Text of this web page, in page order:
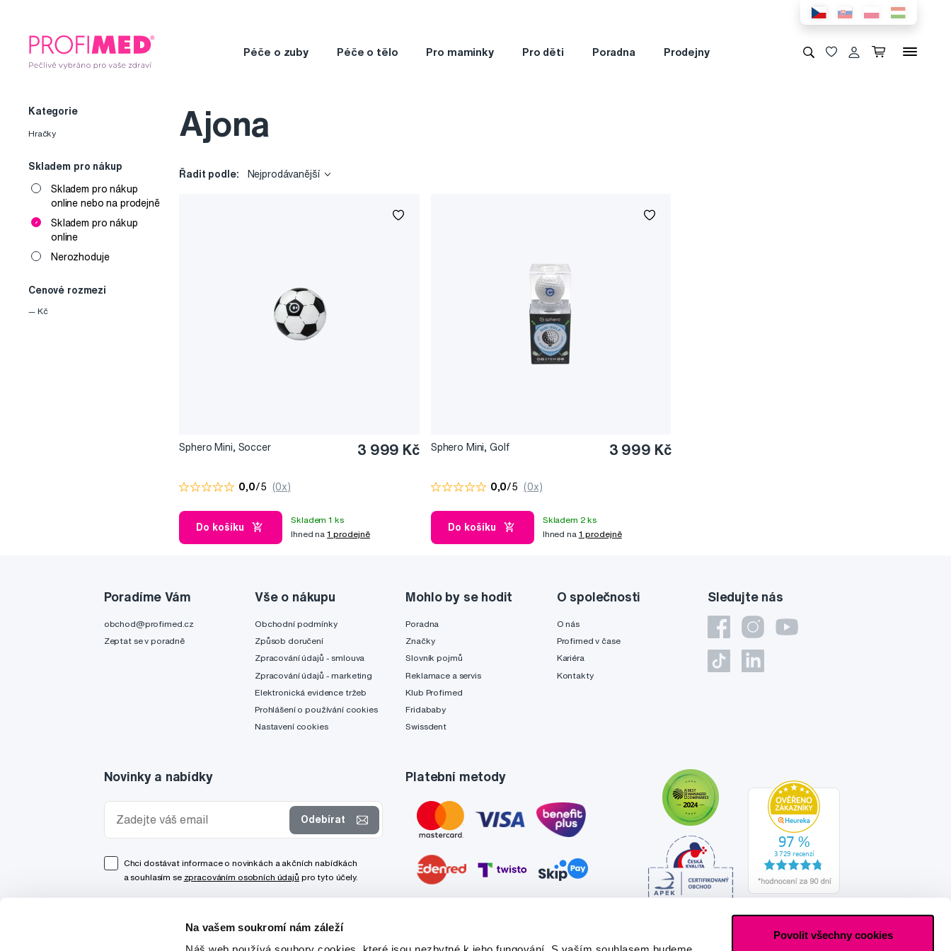
Na vašem soukromí nám záleží
Povolit všechny cookies
Péče o zuby Péče o tělo Pro maminky Pro děti Poradna Prodejny
Kategorie
Hračky
Skladem pro nákup
Skladem pro nákup
online nebo na prodejně
Skladem pro nákup
online
Nerozhoduje
Cenové rozmezí
—Kč
Ajona
Řadit podle: Nejprodávanější
Sphero Mini, Soccer 3 999 Kč
0,0/5 (0x)
Do košíku
Skladem 1 ks
Ihned na1 prodejně
Sphero Mini, Golf 3 999 Kč
0,0/5 (0x)
Do košíku
Skladem 2 ks
Ihned na 1 prodejně
Sledujte nás
Poradíme Vám
obchod@profimed.cz
Zeptat se v poradně
Vše o nákupu
Obchodní podmínky
Způsob doručení
Zpracování údajů - smlouva
Zpracování údajů - marketing
Elektronická evidence tržeb
Prohlášení o používání cookies
Nastavení cookies
Mohlo by se hodit
Poradna
Značky
Slovník pojmů
Reklamace a servis
Klub Profimed
Fridababy
Swissdent
O společnosti
O nás
Profimed v čase
Kariéra
Kontakty
Novinky a nabídky
Odebírat
Chci dostávat informace o novinkách a akčních nabídkách
a souhlasím se zpracováním osobních údajů pro tyto účely.
Platební metody